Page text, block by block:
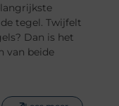
tegel. Twijfelt
Dan is het
van beide